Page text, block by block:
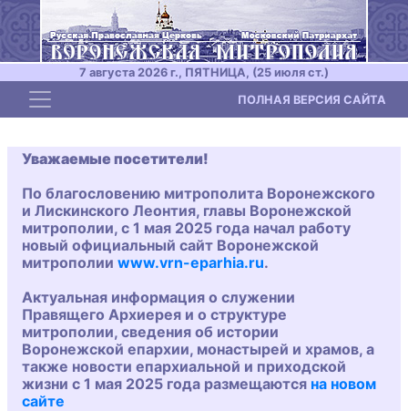
7 августа 2026 г., ПЯТНИЦА, (25 июля ст.)
Toggle navigation ПОЛНАЯ ВЕРСИЯ САЙТА
Уважаемые посетители!
По благословению митрополита Воронежского
и Лискинского Леонтия, главы Воронежской
митрополии, с 1 мая 2025 года начал работу
новый официальный сайт Воронежской
митрополии www.vrn-eparhia.ru.
Актуальная информация о служении
Правящего Архиерея и о структуре
митрополии, сведения об истории
Воронежской епархии, монастырей и храмов, а
также новости епархиальной и приходской
жизни с 1 мая 2025 года размещаются на новом
сайте